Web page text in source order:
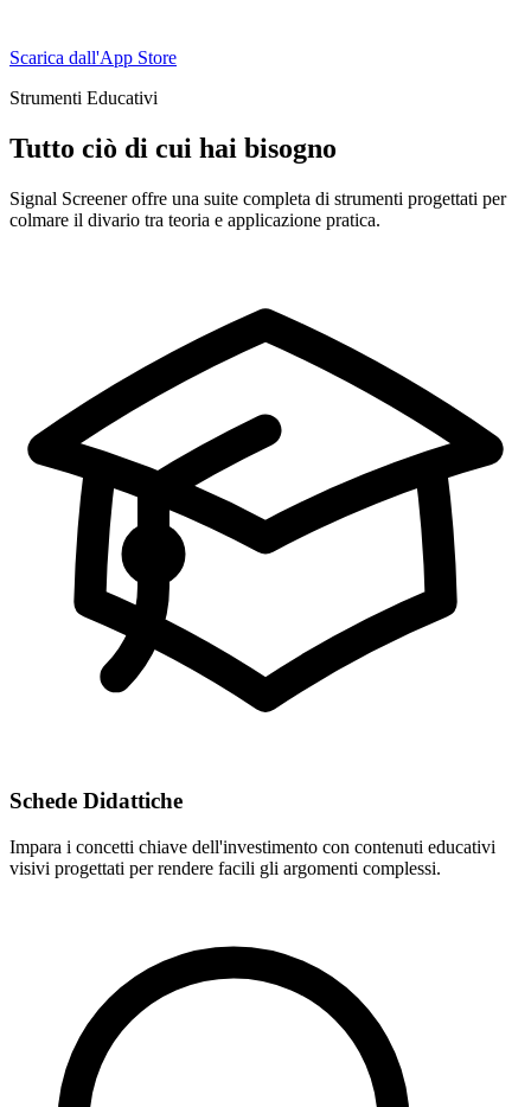
Scarica dall'App Store
Strumenti Educativi
Tutto ciò di cui hai bisogno
Signal Screener offre una suite completa di strumenti progettati per
colmare il divario tra teoria e applicazione pratica.
Schede Didattiche
Impara i concetti chiave dell'investimento con contenuti educativi
visivi progettati per rendere facili gli argomenti complessi.